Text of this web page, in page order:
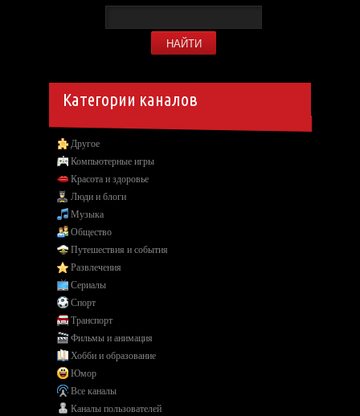
Категории каналов
Другое
Компьютерные игры
Красота и здоровье
Люди и блоги
Музыка
Общество
Путешествия и события
Развлечения
Сериалы
Спорт
Транспорт
Фильмы и анимация
Хобби и образование
Юмор
Все каналы
Каналы пользователей